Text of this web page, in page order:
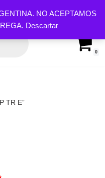
NO ACEPTAMOS
Descartar
0
TR E”